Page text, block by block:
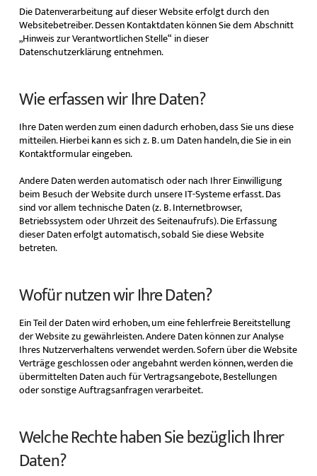
Die Datenverarbeitung auf dieser Website erfolgt durch den
Websitebetreiber. Dessen Kontaktdaten können Sie dem Abschnitt
„Hinweis zur Verantwortlichen Stelle“ in dieser
Datenschutzerklärung entnehmen.
Wie erfassen wir Ihre Daten?
Ihre Daten werden zum einen dadurch erhoben, dass Sie uns diese
mitteilen. Hierbei kann es sich z. B. um Daten handeln, die Sie in ein
Kontaktformular eingeben.
Andere Daten werden automatisch oder nach Ihrer Einwilligung
beim Besuch der Website durch unsere IT-Systeme erfasst. Das
sind vor allem technische Daten (z. B. Internetbrowser,
Betriebssystem oder Uhrzeit des Seitenaufrufs). Die Erfassung
dieser Daten erfolgt automatisch, sobald Sie diese Website
betreten.
Wofür nutzen wir Ihre Daten?
Ein Teil der Daten wird erhoben, um eine fehlerfreie Bereitstellung
der Website zu gewährleisten. Andere Daten können zur Analyse
Ihres Nutzerverhaltens verwendet werden. Sofern über die Website
Verträge geschlossen oder angebahnt werden können, werden die
übermittelten Daten auch für Vertragsangebote, Bestellungen
oder sonstige Auftragsanfragen verarbeitet.
Welche Rechte haben Sie bezüglich Ihrer
Daten?